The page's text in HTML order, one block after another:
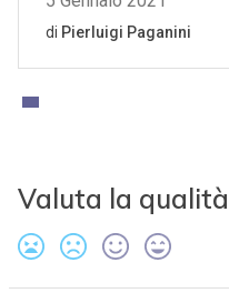
Valuta la